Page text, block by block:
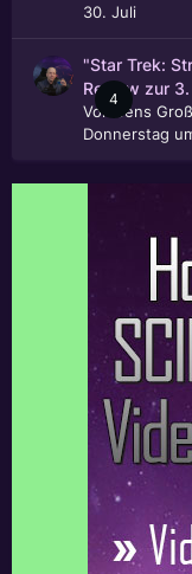
30. Juli
4
"Star Trek:
Review zur
Von
Jens
Donnerstag